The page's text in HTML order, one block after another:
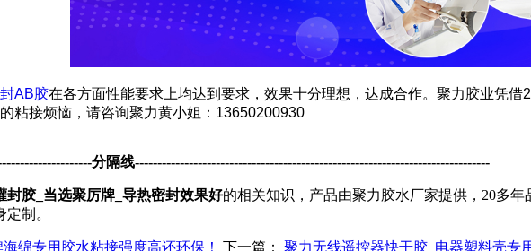
AB胶在各方面性能要求上均达到要求，效果十分理想，达成合作。聚力胶业凭借
粘接烦恼，请咨询聚力黄小姐 ： 13650200930
分隔线-------------------------------------------------------------------------------
封胶_当选聚厉牌_导热密封效果好的相关知识，产品由聚力胶水厂家提供，20多
制。
绵专用胶水粘接强度高还环保！ 下一篇： 聚力无线遥控器快干胶_电器塑料壳专